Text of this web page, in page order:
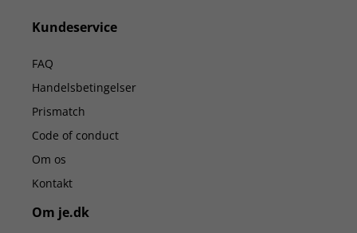
Kundeservice
FAQ
Handelsbetingelser
Prismatch
Code of conduct
Om os
Kontakt
Om je.dk